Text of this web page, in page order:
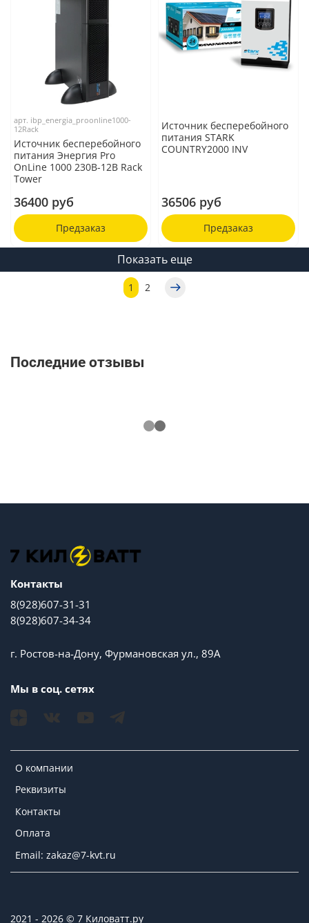
арт. ibp_energia_proonline1000-
12Rack
Источник бесперебойного
питания Энергия Pro
OnLine 1000 230В-12В Rack
Tower
36400 руб
Предзаказ
Источник бесперебойного
питания STARK
COUNTRY2000 INV
36506 руб
Предзаказ
Показать еще
1 2
Последние отзывы
О компании
Реквизиты
Контакты
Оплата
Email: zakaz@7-kvt.ru
Контакты
8(928)607-31-31
8(928)607-34-34
г. Ростов-на-Дону, Фурмановская ул., 89А
Мы в соц. сетях
2021 - 2026 © 7 Киловатт.ру